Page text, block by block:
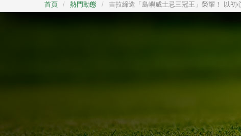
首頁 / 熱門動態 / 吉拉締造「島嶼威士忌三冠王」榮耀！ 以初